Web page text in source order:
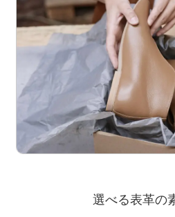
選べる表革の